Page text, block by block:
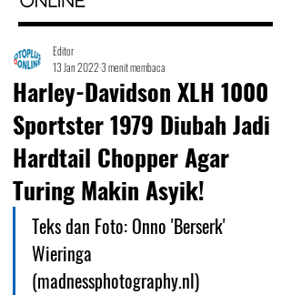
Harley-Davidson XLH 1000
Sportster 1979 Diubah Jadi
Hardtail Chopper Agar
Turing Makin Asyik!
Editor
13 Jan 20223 menit membaca
Teks dan Foto: Onno 'Berserk'
Wieringa
(madnessphotography.nl)